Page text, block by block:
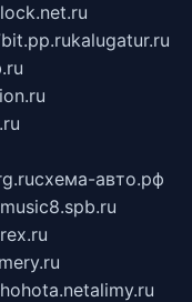
kalugatur.ru
схема-авто.рф
music8.spb.ru
hohota.netalimy.ru